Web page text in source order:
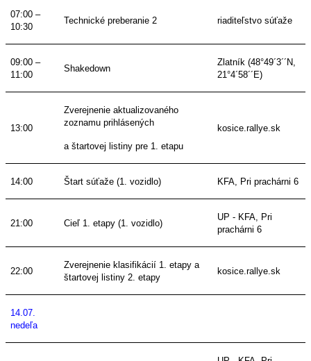
07:00 –
10:30
Technické preberanie 2 riaditeľstvo súťaže
09:00 –
11:00
Shakedown
Zlatník (48°49´3´´N,
21°4´58´´E)
13:00
Zverejnenie aktualizovaného
zoznamu prihlásených
a štartovej listiny pre 1. etapu
kosice.rallye.sk
14:00 Štart súťaže (1. vozidlo) KFA, Pri prachárni 6
21:00 Cieľ 1. etapy (1. vozidlo)
UP - KFA, Pri
prachárni 6
22:00
Zverejnenie klasifikácií 1. etapya
štartovej listiny 2. etapy
kosice.rallye.sk
14.07.
nedeľa